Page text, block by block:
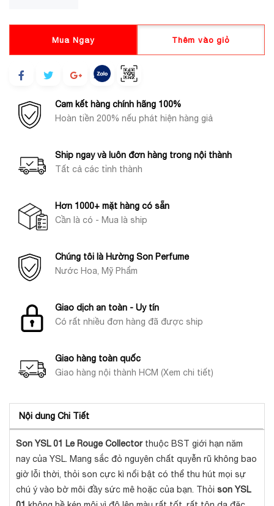
Mua Ngay Thêm vào giỏ
Cam kết hàng chính hãng 100%
Hoàn tiền 200% nếu phát hiện hàng giả
Ship ngay và luôn đơn hàng trong nội thành
Tất cả các tỉnh thành
Hơn 1000+ mặt hàng có sẵn
Cần là có - Mua là ship
Chúng tôi là Hường Son Perfume
Nước Hoa, Mỹ Phẩm
Giao dịch an toàn - Uy tín
Có rất nhiều đơn hàng đã được ship
Giao hàng toàn quốc
Giao hàng nội thành HCM (Xem chi tiết)
Nội dung Chi Tiết
Son YSL 01 Le Rouge Collectorthuộc BST giới hạn năm
nay của YSL. Mang sắc đỏ nguyên chất quyễn rũ không bao
giờ lỗi thời, thỏi son cực kì nổi bật có thể thu hút mọi sự
chú ý vào bờ môi đầy sức mê hoặc của bạn. Thỏi son YSL